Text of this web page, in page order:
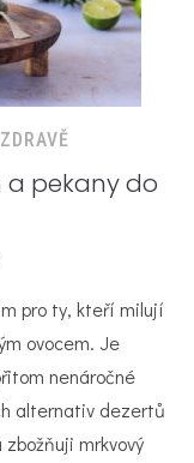
a pekany do
pro ty, kteří milují
ovocem. Je
nenáročné
alternativ dezertů
mrkvový